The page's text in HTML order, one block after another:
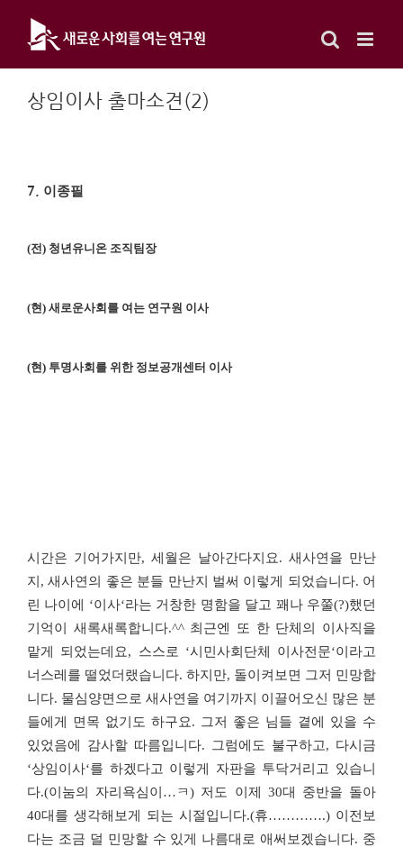
content
상임이사 출마소견(2)
7. 이종필
(전) 청년유니온 조직팀장
(현) 새로운사회를 여는 연구원 이사
(현) 투명사회를 위한 정보공개센터 이사
시간은 기어가지만, 세월은 날아간다지요. 새사연을 만난
지 ,새사연의 좋은 분들 만난지 벌써 이렇게 되었습니다. 어
린 나이에 ‘이사‘라는 거창한 명함을 달고 꽤나 우쭐(?)했던
기억이 새록새록합니다.^^ 최근엔 또 한 단체의 이사직을
맡게 되었는데요, 스스로 ‘시민사회단체 이사전문‘이라고
너스레를 떨었더랬습니다. 하지만, 돌이켜보면 그저 민망합
니다. 물심양면으로 새사연을 여기까지 이끌어오신 많은 분
들에게 면목 없기도 하구요. 그저 좋은 님들 곁에 있을 수
있었음에 감사할 따름입니다. 그럼에도 불구하고, 다시금
‘상임이사‘를 하겠다고 이렇게 자판을 투닥거리고 있습니
다.(이눔의 자리욕심이 …ㅋ) 저도 이제 30대 중반을 돌아
40대를 생각해보게 되는 시절입니다.(휴………….) 이전보
다는 조금 덜 민망할 수 있게 나름대로 애써보겠습니다. 중